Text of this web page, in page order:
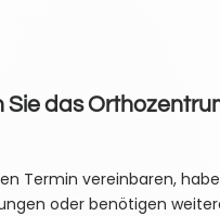
Sie das
Termin vereinbaren,
oder benötigen